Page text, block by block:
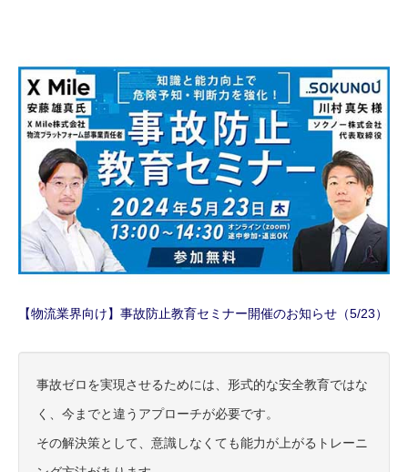
【物流業界向け】事故防止教育セミナー開催のお知らせ（5/23）
事故ゼロを実現させるためには、形式的な安全教育ではな
く、今までと違うアプローチが必要です。
その解決策として、意識しなくても能力が上がるトレーニ